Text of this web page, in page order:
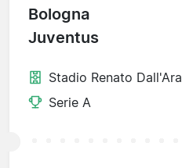
Bologna
Juventus
Stadio Renato Dall'Ara
Serie A